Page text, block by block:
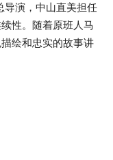
演，中山直美担任
性。随着原班人马
绘和忠实的故事讲